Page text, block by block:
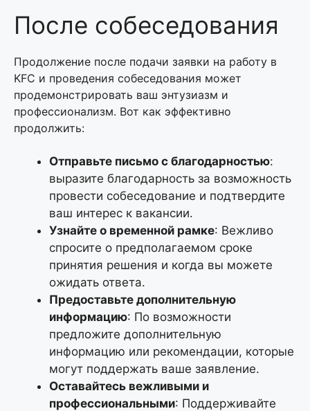
После собеседования
Продолжение после подачи заявки на работу в
KFC и проведения собеседования может
продемонстрировать ваш энтузиазм и
профессионализм. Вот как эффективно
продолжить:
Отправьте письмо с благодарностью:
выразите благодарность за возможность
провести собеседование и подтвердите
ваш интерес к вакансии.
Узнайте о временной рамке: Вежливо
спросите о предполагаемом сроке
принятия решения и когда вы можете
ожидать ответа.
Предоставьте дополнительную
информацию: По возможности
предложите дополнительную
информацию или рекомендации, которые
могут поддержать ваше заявление.
Оставайтесь вежливыми и
профессиональными: Поддерживайте